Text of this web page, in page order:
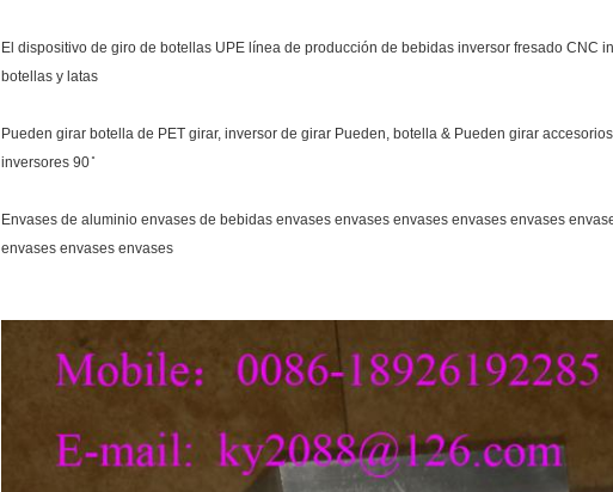
El dispositivo de giro de botellas UPE línea de producción de bebidas inversor fresado CNC
botellas y latas
Pueden girar botella de PET girar, inversor de girar Pueden, botella & Pueden girar
inversores 90 ̊
Envases de aluminio envases de bebidas envases envases envases envases envases
envases envases envases